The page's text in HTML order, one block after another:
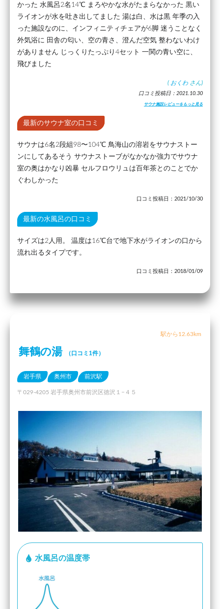
かった 水風呂2名14℃ まろやかな水がたまらなかった 黒い
ライオンが水を吐き出してました 湯は白、水は黒 年季の入
った施設なのに、インフィニティチェアが6脚 迷うことなく
外気浴に 田舎の匂い、空の青さ、澄んだ空気 整わないわけ
がありません じっくりたっぷり4セット 一関の青い空に、
飛びました
( おくわ さん)
口コミ投稿日：2021.10.30
サウナ施設レビューをもっと見る
最新のサウナ室の口コミ
サウナは6名2段組98〜104℃ 鳥海山の溶岩をサウナストー
ンにしてあるそう サウナストーブがなかなか強力でサウナ
室の奥はかなり凶暴 セルフロウリュは百年茶とのことでか
ぐわしかった
口コミ投稿日：2021/10/30
最新の水風呂の口コミ
サイズは2人用。 温度は16℃台で地下水がライオンの口から
流れ出るタイプです。
口コミ投稿日：2018/01/09
駅から12.63km
舞鶴の湯 （口コミ1件）
岩手県 奥州市 前沢駅
〒029-4205 岩手県奥州市前沢区徳沢１−４５
水風呂の温度帯